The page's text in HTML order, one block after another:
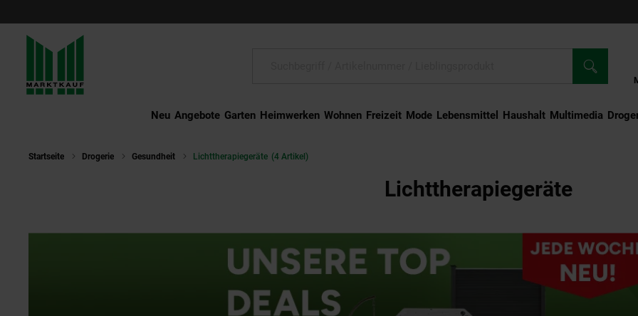
Neu Angebote Garten Heimwerken Wohnen Freizeit Mode Lebensmittel Haushalt Multimedia
Startseite Drogerie Gesundheit Lichttherapiegeräte (4 Artikel)
Lichttherapiegeräte